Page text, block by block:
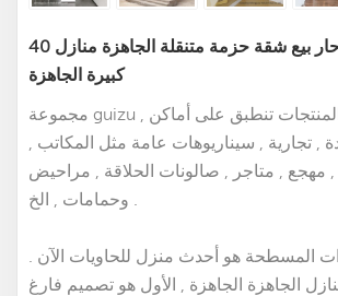
حار بيع شقة حزمة متنقلة الجاهزة منازل 40FT منازل حاوية
كبيرة الجاهزة
مجموعة guizu , فئات كاملة من المنتجات تنطبق على أماكن
, تجارية , سيناريوهات عامة مثل المكاتب ,
, مهجع , متاجر , صالونات الحلاقة , مراحيض
المسطحة هو أحدث منزل للحاويات الآن .
الجاهزة الجاهزة , الأول هو تصميم فارغ